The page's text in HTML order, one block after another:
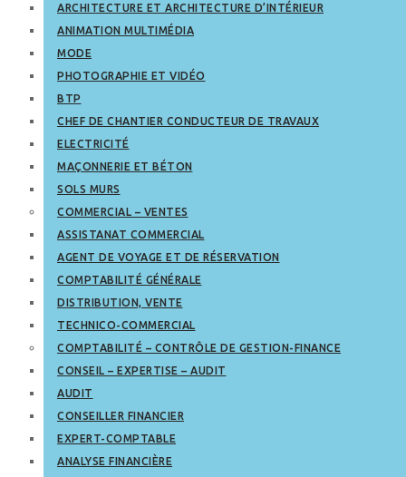
ARCHITECTURE ET ARCHITECTURE D’INTÉRIEUR
ANIMATION MULTIMÉDIA
MODE
PHOTOGRAPHIE ET VIDÉO
BTP
CHEF DE CHANTIER CONDUCTEUR DE TRAVAUX
ELECTRICITÉ
MAÇONNERIE ET BÉTON
SOLS MURS
COMMERCIAL – VENTES
ASSISTANAT COMMERCIAL
AGENT DE VOYAGE ET DE RÉSERVATION
COMPTABILITÉ GÉNÉRALE
DISTRIBUTION, VENTE
TECHNICO-COMMERCIAL
COMPTABILITÉ – CONTRÔLE DE GESTION-FINANCE
CONSEIL – EXPERTISE – AUDIT
AUDIT
CONSEILLER FINANCIER
EXPERT-COMPTABLE
ANALYSE FINANCIÈRE